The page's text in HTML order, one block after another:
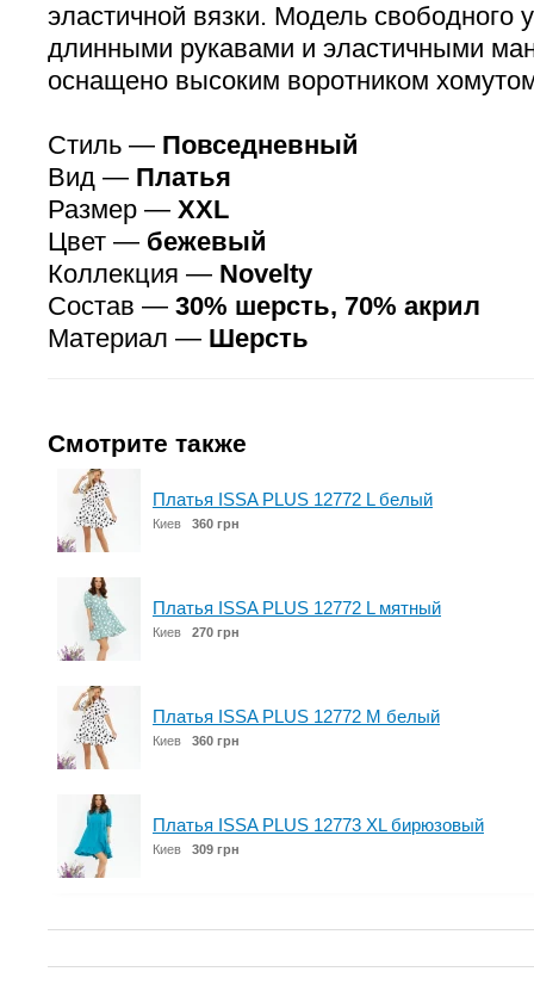
эластичной вязки. Модель свободного
длинными рукавами и эластичными
оснащено высоким воротником
Стиль — Повседневный
Вид — Платья
Размер — XXL
Цвет — бежевый
Коллекция — Novelty
Состав — 30% шерсть, 70% акрил
Материал — Шерсть
Смотрите также
Платья ISSA PLUS 12772 L белый
Киев 360 грн
Платья ISSA PLUS 12772 L мятный
Киев 270 грн
Платья ISSA PLUS 12772 M белый
Киев 360 грн
Платья ISSA PLUS 12773 XL бирюзовый
Киев 309 грн